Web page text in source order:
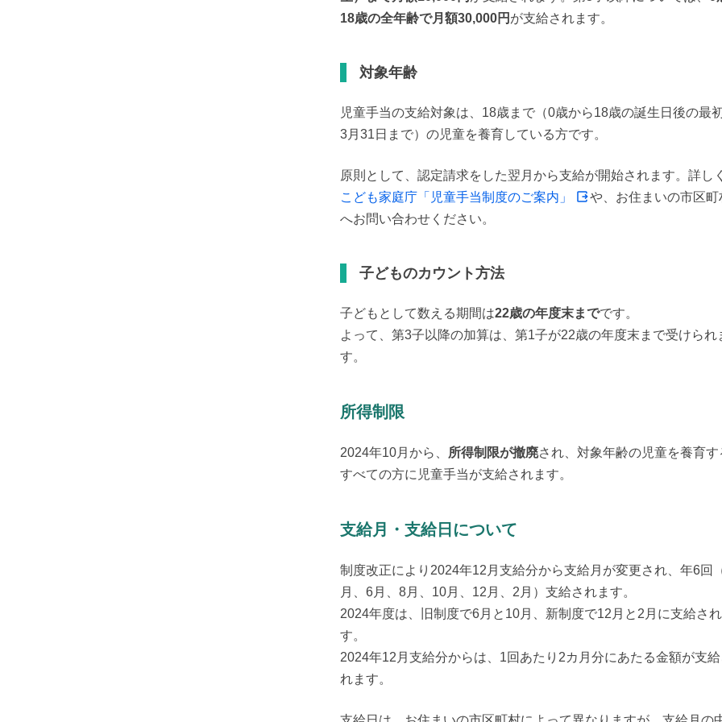
18歳の全年齢で月額30,000円 が支給されます。
対象年齢
児童手当の支給対象は、18歳まで（0歳から18歳の誕生日後の最
3月31日まで）の児童を養育している方です。
原則として、認定請求をした翌月から支給が開始されます。詳し
こども家庭庁「児童手当制度のご案内」
や、お住まいの市区町
へお問い合わせください。
子どものカウント方法
子どもとして数える期間は22歳の年度末までです。
よって、第3子以降の加算は、第1子が22歳の年度末まで受けられ
す。
所得制限
2024年10月から、 所得制限が撤廃され、対象年齢の児童を養育す
すべての方に児童手当が支給されます。
支給月・支給日について
制度改正により2024年12月支給分から支給月が変更され、年6回
月、6月、8月、10月、12月、2月）支給されます。
2024年度は、旧制度で6月と10月、新制度で12月と2月に支給され
す。
2024年12月支給分からは、1回あたり2カ月分にあたる金額が支給
れます。